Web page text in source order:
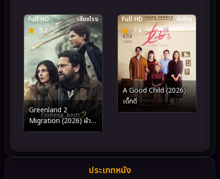
5.2
Full HD เสียงโรง
Greenland 2
Migration (2026) ฝ่า
ชะตา โลกาวินาศ
7.4
Full HD ซับไทย
A Good Child (2026)
เด็กดี
ประเภทหนัง